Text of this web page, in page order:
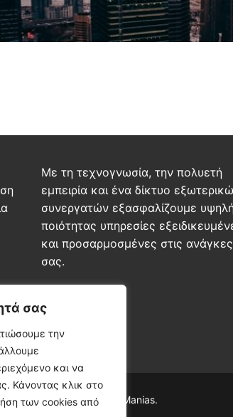
σας
την
και να
Κάνοντας κλικ στο
των cookies από
Με τη τεχνογνωσία, την πολυετή
εμπειρία και ένα δίκτυο
συνεργατών εξασφαλίζουμε
ποιότητας υπηρεσίες
και προσαρμοσμένες στις ανάγκες
σας.
Design by AWE Paris Manias.